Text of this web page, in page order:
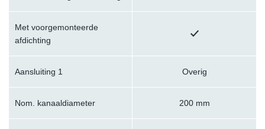
Met voorgemonteerde
afdichting
Aansluiting 1 Overig
Nom. kanaaldiameter 200 mm